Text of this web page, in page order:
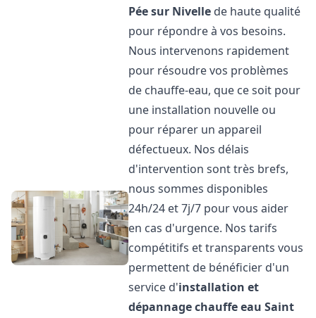
Pée sur Nivelle de haute qualité
pour répondre à vos besoins.
Nous intervenons rapidement
pour résoudre vos problèmes
de chauffe-eau, que ce soit pour
une installation nouvelle ou
pour réparer un appareil
défectueux. Nos délais
d'intervention sont très brefs,
nous sommes disponibles
24h/24 et 7j/7 pour vous aider
en cas d'urgence. Nos tarifs
compétitifs et transparents vous
permettent de bénéficier d'un
service d'installation et
dépannage chauffe eau Saint